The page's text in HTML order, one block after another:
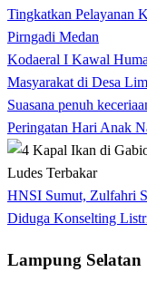
Tingkatkan Pelayanan
Pirngadi Medan‎
Kodaeral I Kawal
Masyarakat di Desa
Suasana penuh
Peringatan Hari Anak
HNSI Sumut, Zulfahri
Diduga Konselting
Lampung Selatan